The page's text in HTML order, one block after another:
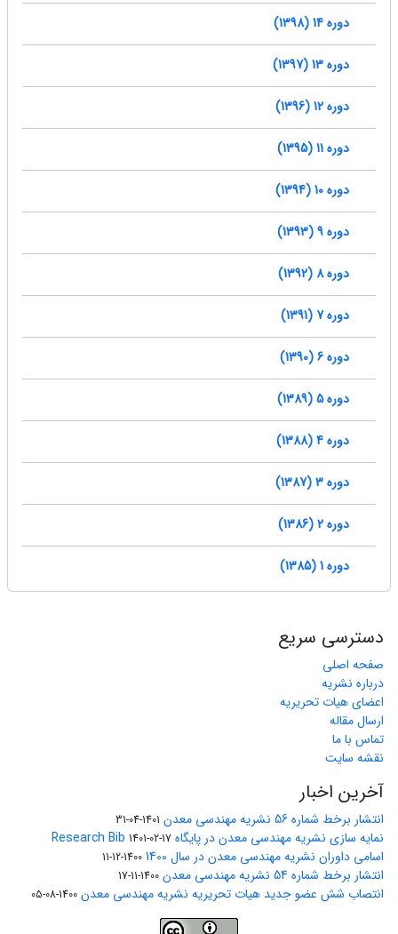
دوره 14 (1398)
دوره 13 (1397)
دوره 12 (1396)
دوره 11 (1395)
دوره 10 (1394)
دوره 9 (1393)
دوره 8 (1392)
دوره 7 (1391)
دوره 6 (1390)
دوره 5 (1389)
دوره 4 (1388)
دوره 3 (1387)
دوره 2 (1386)
دوره 1 (1385)
دسترسی سریع
صفحه اصلی
درباره نشریه
اعضای هیات تحریریه
ارسال مقاله
تماس با ما
نقشه سایت
آخرین اخبار
انتشار برخط شماره 56 نشریه مهندسی معدن 1401-04-31
نمایه سازی نشریه مهندسی معدن در پایگاه Research Bib 1401-02-17
اسامی داوران نشریه مهندسی معدن در سال 1400 1400-12-11
انتشار برخط شماره 54 نشریه مهندسی معدن 1400-11-17
انتصاب شش عضو جدید هیات تحریریه نشریه مهندسی معدن 1400-08-05